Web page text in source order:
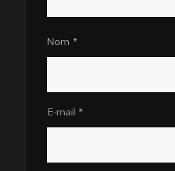
Nom *
E-mail *